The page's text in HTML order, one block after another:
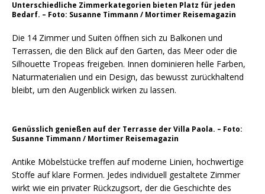
Unterschiedliche Zimmerkategorien bieten Platz für jeden
Bedarf. – Foto: Susanne Timmann / Mortimer Reisemagazin
Die 14 Zimmer und Suiten öffnen sich zu Balkonen und
Terrassen, die den Blick auf den Garten, das Meer oder die
Silhouette Tropeas freigeben. Innen dominieren helle Farben,
Naturmaterialien und ein Design, das bewusst zurückhaltend
bleibt, um den Augenblick wirken zu lassen.
Genüsslich genießen auf der Terrasse der Villa Paola. – Foto:
Susanne Timmann / Mortimer Reisemagazin
Antike Möbelstücke treffen auf moderne Linien, hochwertige
Stoffe auf klare Formen. Jedes individuell gestaltete Zimmer
wirkt wie ein privater Rückzugsort, der die Geschichte des